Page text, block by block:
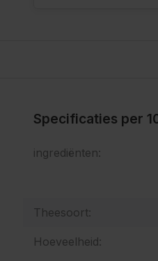
Specificaties per
ingrediënten:
Theesoort:
Hoeveelheid: